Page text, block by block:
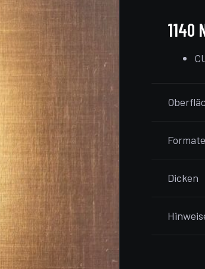
1140
Formate
Dicken